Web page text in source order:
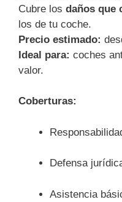
Cubre los daños que
los de tu coche.
Precio estimado:
Ideal para: coches
valor.
Coberturas:
Defensa
Asistencia